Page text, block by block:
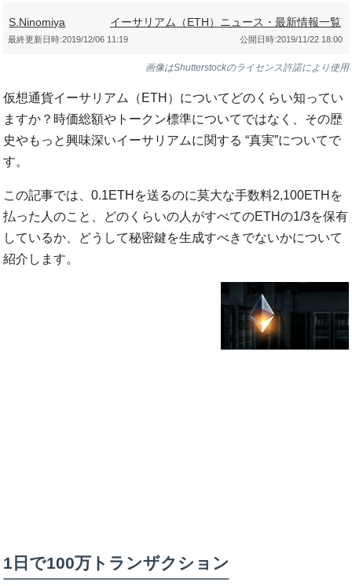
S.Ninomiya イーサリアム（ETH）ニュース・最新情報一覧
公開日時:2019/11/22 18:00
最終更新日時:2019/12/06 11:19
画像はShutterstockのライセンス許諾により使用
仮想通貨イーサリアム（ETH）についてどのくらい知ってい
ますか？時価総額やトークン標準についてではなく、その歴
史やもっと興味深いイーサリアムに関する “真実”についてで
す。
この記事では、0.1ETHを送るのに莫大な手数料2,100ETHを
払った人のこと、どのくらいの人がすべてのETHの1/3を保有
しているか、どうして秘密鍵を生成すべきでないかについて
紹介します。
1日で100万トランザクション